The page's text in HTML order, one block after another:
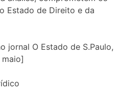
Estado de Direito e da
jornal O Estado de S.Paulo,